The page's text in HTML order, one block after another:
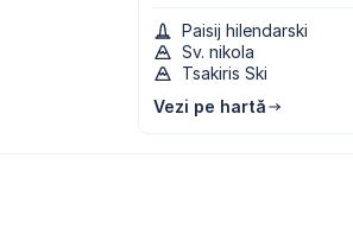
Paisij hilendarski
Sv. nikola
Tsakiris Ski
Vezi pe hartă